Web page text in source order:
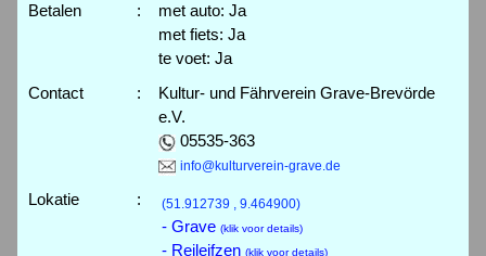
Betalen
:
met auto: Ja
met fiets: Ja
te voet: Ja
Contact
:
Kultur- und Fährverein Grave-Brevörde
e.V.
05535-363
info@kulturverein-grave.de
Lokatie : (51.912739 , 9.464900)
- Grave (klik voor details)
- Reileifzen (klik voor details)